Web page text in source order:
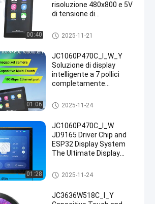
00:40
risoluzione 480x800 e 5V
di tensione di
immagini di alta qualità
Modulo dell'esposizione ESP3
2
2025-11-21
01:06
JC1060P470C_I_W_Y
Soluzione di display
intelligente a 7 pollici
completamente
P4, touch e fotocamera
integrati, pronti per lo
Modulo dell'esposizione ESP3
2
2025-11-24
01:28
JC1060P470C_I_W
JD9165 Driver Chip and
ESP32 Display System
The Ultimate Display
Business Needs
industrial grade tft liquid
screen
Modulo dell'esposizione ESP3
2
2025-11-24
JC3636W518C_I_Y